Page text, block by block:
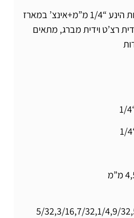
סט בוקסות 36 יחידות הינע “1/4 מ”מ+אינצ’ במארז
רצ’ט וידית מברג, מתאים
5/32,3/16,7/32,1/4,9/